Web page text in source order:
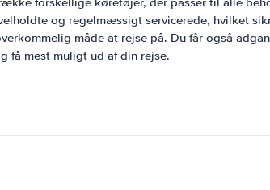
og regelmæssigt servicerede, hvilket
måde at rejse på. Du får også
få mest muligt ud af din rejse.